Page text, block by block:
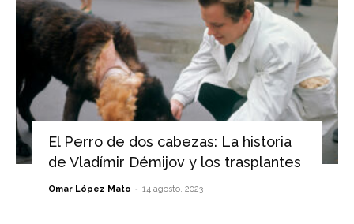
El Perro de dos cabezas: La historia
de Vladímir Démijov y los trasplantes
Omar López Mato - 14 agosto, 2023